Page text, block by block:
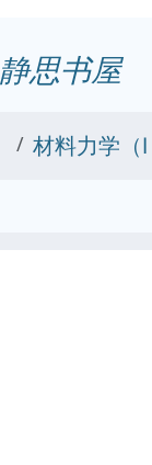
静思书屋
材料力学（